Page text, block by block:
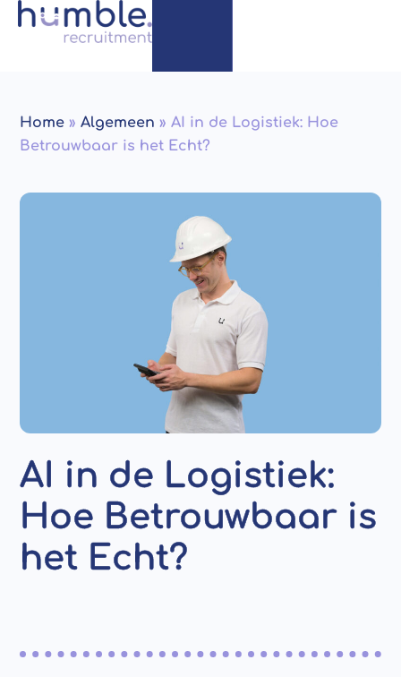
Home »Algemeen »AI in de Logistiek: Hoe
Betrouwbaar is het Echt?
AI in de Logistiek:
Hoe Betrouwbaar is
het Echt?